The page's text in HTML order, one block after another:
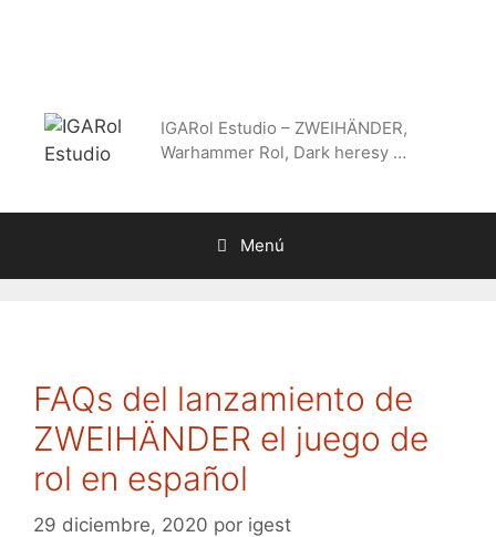
IGARol Estudio – ZWEIHÄNDER,
Warhammer Rol, Dark heresy …
Menú
FAQs del lanzamiento de
ZWEIHÄNDER el juego de
rol en español
29 diciembre, 2020 por igest